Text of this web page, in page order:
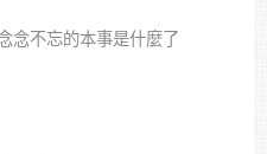
念不忘的本事是什麼了